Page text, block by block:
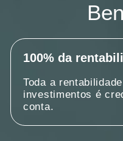
100% da
Toda a
investimentos é
conta.